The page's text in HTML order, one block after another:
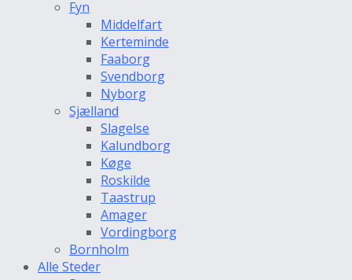
Fyn
Middelfart
Kerteminde
Faaborg
Svendborg
Nyborg
Sjælland
Slagelse
Kalundborg
Køge
Roskilde
Taastrup
Amager
Vordingborg
Bornholm
Alle Steder